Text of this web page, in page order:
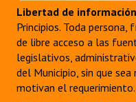
Libertad de información
Principios. Toda
de libre acceso a las
legislativos,
del Municipio, sin que
motivan el requerimiento.